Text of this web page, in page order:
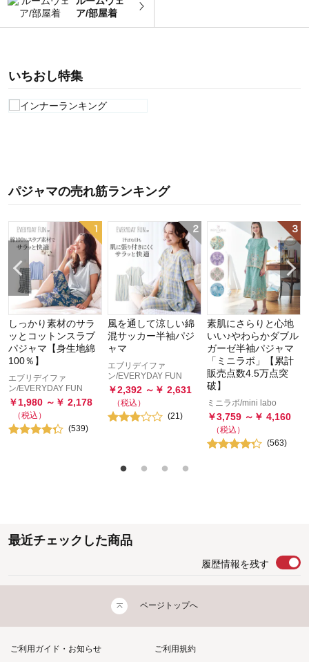
ア/部屋着
いちおし特集
パジャマの売れ筋ランキング
しっかり素材のサラ
ッとコットンスラブ
パジャマ【身生地綿
100％】
エブリデイファ
ン/EVERYDAY FUN
￥1,980 ～￥ 2,178
（税込）
(539)
風を通して涼しい綿
混サッカー半袖パジ
ャマ
エブリデイファ
ン/EVERYDAY FUN
￥2,392 ～￥ 2,631
（税込）
(21)
素肌にさらりと心地
いい♪やわらかダブル
ガーゼ半袖パジャマ
「ミニラボ」【累計
販売点数4.5万点突
破】
ミニラボ/mini labo
￥3,759 ～￥ 4,160
（税込）
(563)
最近チェックした商品
履歴情報を残す
ページトップへ
ご利用ガイド・お知らせ ご利用規約